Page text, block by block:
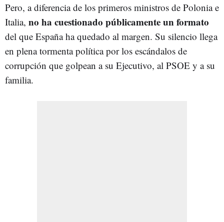
Pero, a diferencia de los primeros ministros de Polonia e
Italia, no ha cuestionado públicamente un formato
del que España ha quedado al margen. Su silencio llega
en plena tormenta política por los escándalos de
corrupción que golpean a su Ejecutivo, al PSOE y a su
familia.